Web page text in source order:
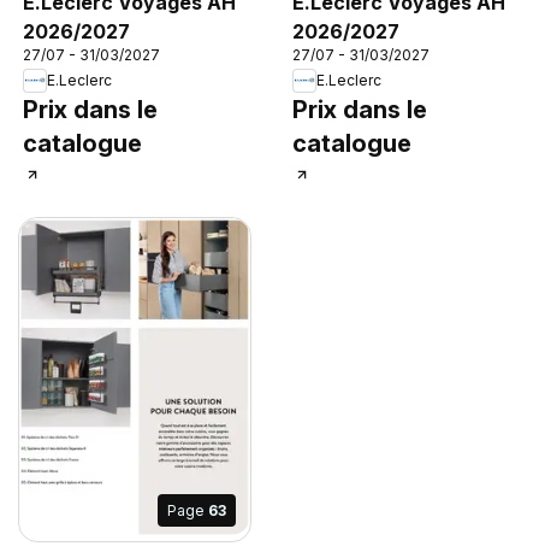
2026/2027
27/07 - 31/03/2027
E.Leclerc
Prix dans le
catalogue
2026/2027
27/07 - 31/03/2027
E.Leclerc
Prix dans le
catalogue
Page 63